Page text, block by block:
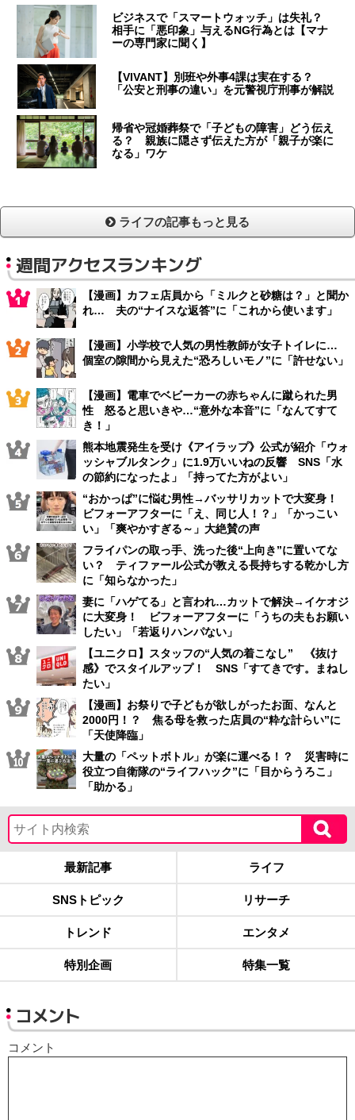
ビジネスで「スマートウォッチ」は失礼？
相手に「悪印象」与えるNG行為とは【マナ
ーの専門家に聞く】
【VIVANT】別班や外事4課は実在する？
「公安と刑事の違い」を元警視庁刑事が解説
帰省や冠婚葬祭で「子どもの障害」どう伝え
る？ 親族に隠さず伝えた方が「親子が楽に
なる」ワケ
ライフの記事もっと見る
週間アクセスランキング
【漫画】カフェ店員から「ミルクと砂糖は？」と聞か
れ… 夫の“ナイスな返答”に「これから使います」
【漫画】小学校で人気の男性教師が女子トイレに…
個室の隙間から見えた“恐ろしいモノ”に「許せない」
【漫画】電車でベビーカーの赤ちゃんに蹴られた男
性 怒ると思いきや…“意外な本音”に「なんてすて
き！」
熊本地震発生を受け《アイラップ》公式が紹介「ウォ
ッシャブルタンク」に1.9万いいねの反響 SNS「水
の節約になったよ」「持ってた方がよい」
“おかっぱ”に悩む男性→バッサリカットで大変身！
ビフォーアフターに「え、同じ人！？」「かっこい
い」「爽やかすぎる～」大絶賛の声
フライパンの取っ手、洗った後“上向き”に置いてな
い？ ティファール公式が教える長持ちする乾かし方
に「知らなかった」
妻に「ハゲてる」と言われ…カットで解決→イケオジ
に大変身！ ビフォーアフターに「うちの夫もお願い
したい」「若返りハンパない」
【ユニクロ】スタッフの“人気の着こなし” 《抜け
感》でスタイルアップ！ SNS「すてきです。まねし
たい」
【漫画】お祭りで子どもが欲しがったお面、なんと
2000円！？ 焦る母を救った店員の“粋な計らい”に
「天使降臨」
大量の「ペットボトル」が楽に運べる！？ 災害時に
役立つ自衛隊の“ライフハック”に「目からうろこ」
「助かる」
最新記事 ライフ
SNSトピック リサーチ
トレンド エンタメ
特別企画 特集一覧
コメント
コメント